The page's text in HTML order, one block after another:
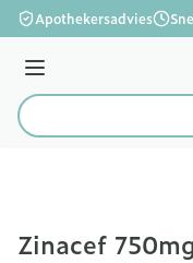
Ga naar de inhoud
Apothekersadvies
Menu
Product, merk,
Zinacef